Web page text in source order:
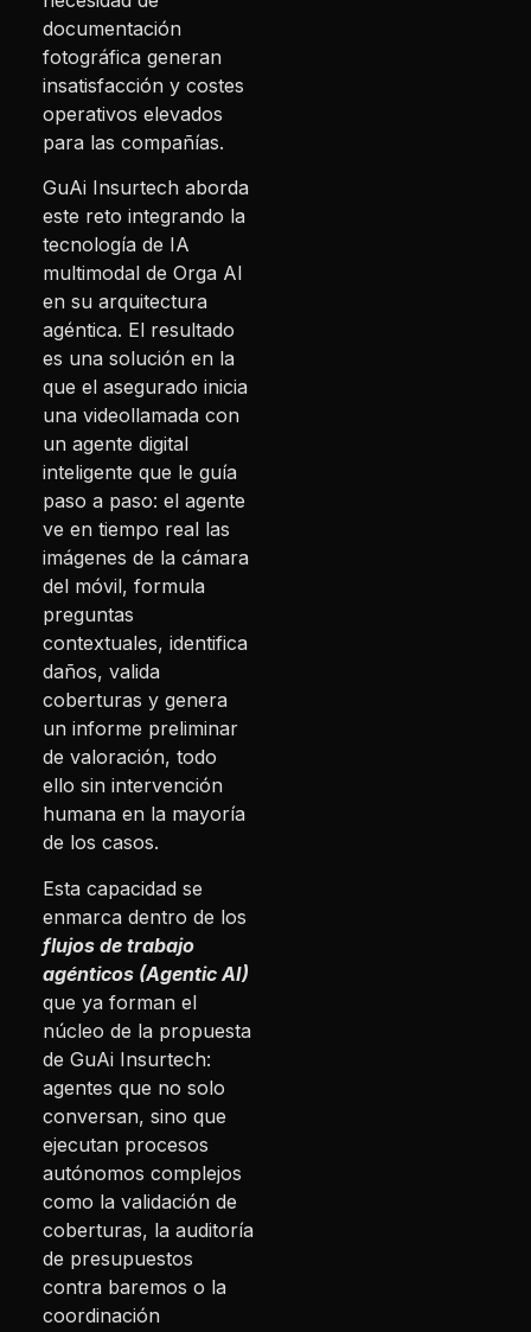
documentación
fotográfica generan
insatisfacción y costes
operativos elevados
para las compañías.
GuAi Insurtech aborda
este reto integrando la
tecnología de IA
multimodal de Orga AI
en su arquitectura
agéntica. El resultado
es una solución en la
que el asegurado inicia
una videollamada con
un agente digital
inteligente que le guía
paso a paso: el agente
ve en tiempo real las
imágenes de la cámara
del móvil, formula
preguntas
contextuales, identifica
daños, valida
coberturas y genera
un informe preliminar
de valoración, todo
ello sin intervención
humana en la mayoría
de los casos.
Esta capacidad se
enmarca dentro de los
flujos de trabajo
agénticos (Agentic AI)
que ya forman el
núcleo de la propuesta
de GuAi Insurtech:
agentes que no solo
conversan, sino que
ejecutan procesos
autónomos complejos
como la validación de
coberturas, la auditoría
de presupuestos
contra baremos o la
coordinación